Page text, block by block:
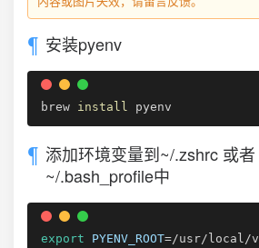
安装pyenv
brew install pyenv
添加环境变量到~/.zshrc 或者
~/.bash_profile中
export PYENV_ROOT=